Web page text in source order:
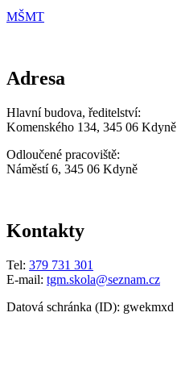
MŠMT
Adresa
Hlavní budova, ředitelství:
Komenského 134, 345 06 Kdyně
Odloučené pracoviště:
Náměstí 6, 345 06 Kdyně
Kontakty
Tel: 379 731 301
E-mail: tgm.skola@seznam.cz
Datová schránka (ID): gwekmxd